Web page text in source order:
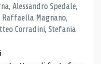
Alessandro Spedale,
Raffaella Magnano,
Corradini, Stefania